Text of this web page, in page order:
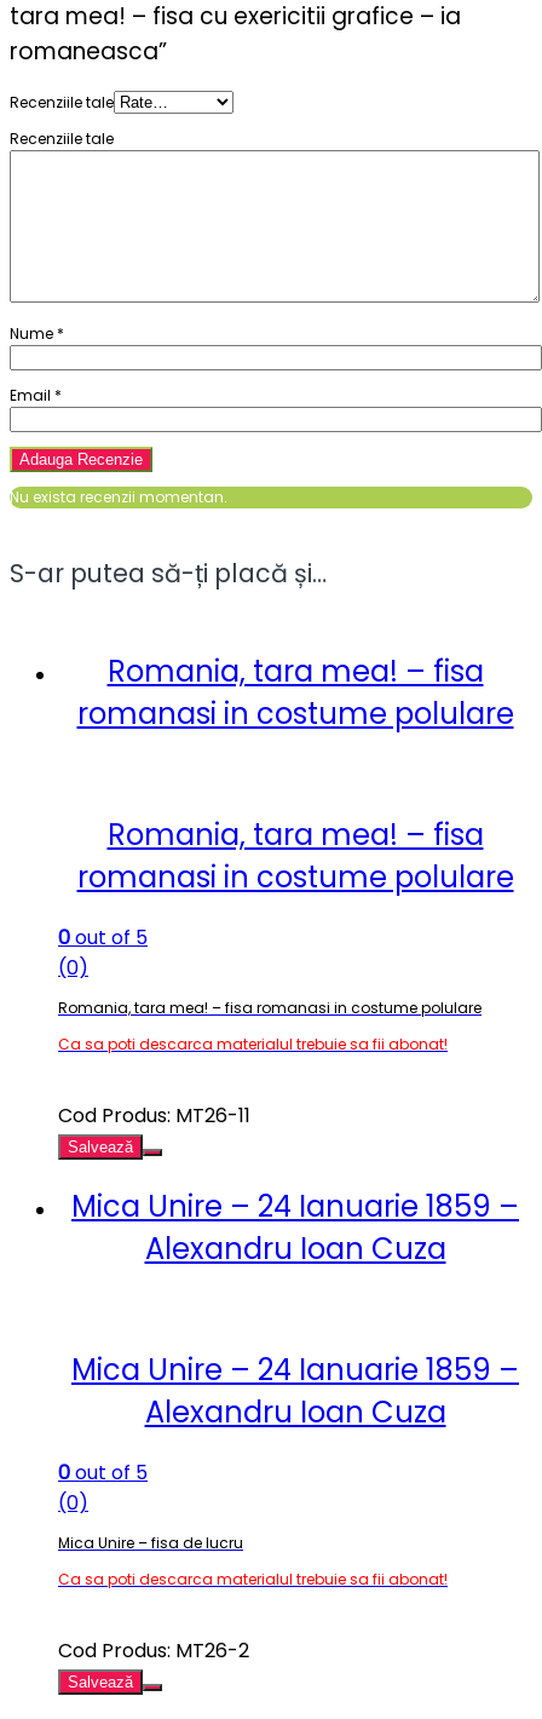
tara mea! – fisa cu exericitii grafice – ia
romaneasca”
Recenziile tale
Recenziile tale
Nume *
Email *
Nu exista recenzii momentan.
S-ar putea să-ți placă și…
Romania, tara mea! – fisa
romanasi in costume polulare
Romania, tara mea! – fisa
romanasi in costume polulare
0out of 5
(0)
Romania, tara mea! – fisa romanasi in costume polulare
Ca sa poti descarca materialul trebuie sa fii abonat!
Cod Produs: MT26-11
Salvează
Mica Unire – 24 Ianuarie 1859 –
Alexandru Ioan Cuza
Mica Unire – 24 Ianuarie 1859 –
Alexandru Ioan Cuza
0out of 5
(0)
Mica Unire – fisa de lucru
Ca sa poti descarca materialul trebuie sa fii abonat!
Cod Produs: MT26-2
Salvează